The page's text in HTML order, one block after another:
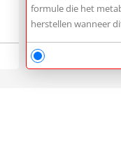
formule die het
herstellen wanneer